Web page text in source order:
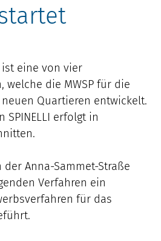
ist eine von vier
welche die MWSP für die
Quartieren entwickelt.
SPINELLI erfolgt in
Anna-Sammet-Straße
Verfahren ein
für das